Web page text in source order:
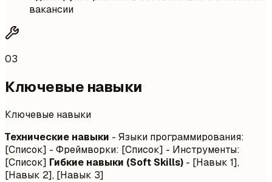
вакансии
03
Ключевые навыки
Ключевые навыки
Технические навыки - Языки программирования:
[Список] - Фреймворки: [Список] - Инструменты:
[Список] Гибкие навыки (Soft Skills) - [Навык 1],
[Навык 2], [Навык 3]